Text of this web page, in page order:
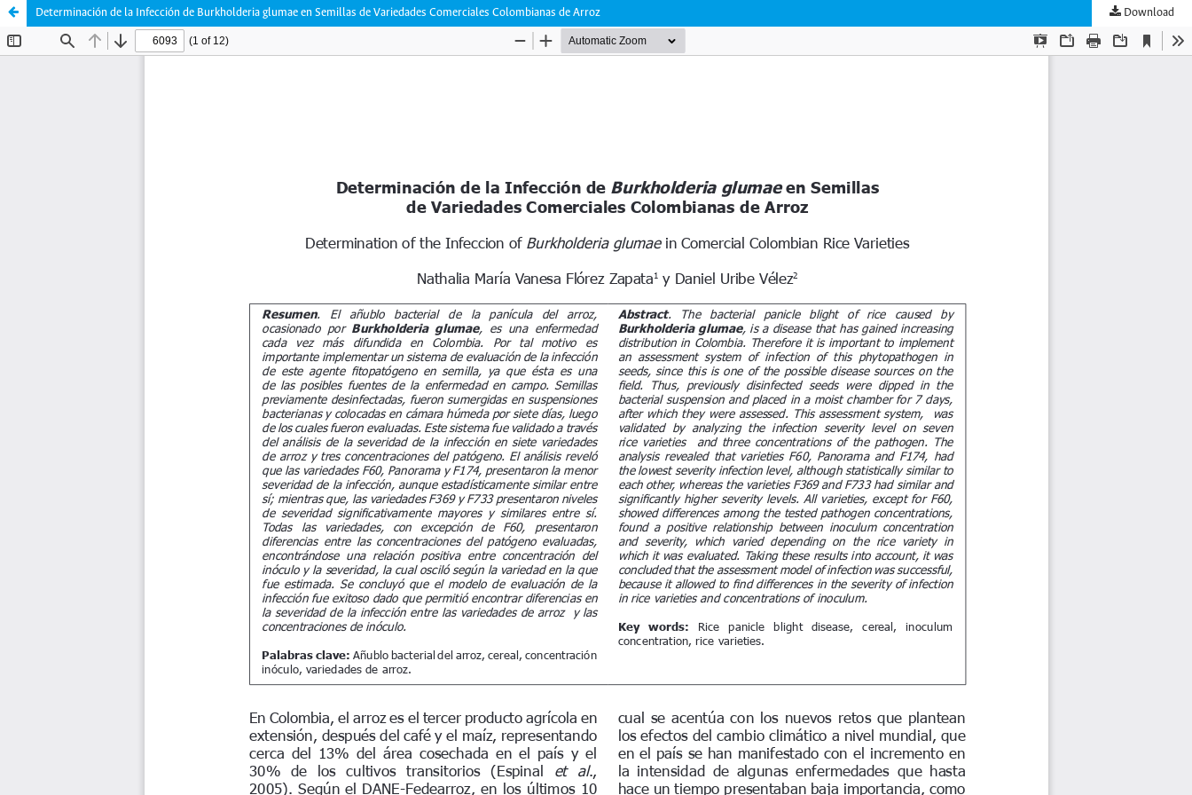
Determinación de la Infección de Burkholderia glumae en Semillas de Variedades Comerciales Colombianas de Arroz Download